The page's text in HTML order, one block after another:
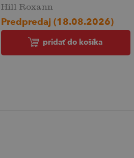
Hill Roxann
Predpredaj (18.08.2026)
pridať do košíka